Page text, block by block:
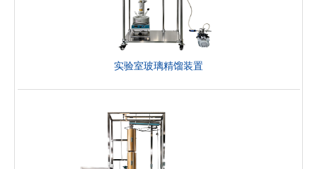
实验室玻璃精馏装置